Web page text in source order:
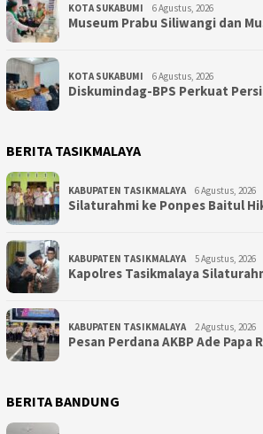
KOTA SUKABUMI 6 Agustus, 2026
Museum Prabu Siliwangi dan
KOTA SUKABUMI 6 Agustus, 2026
Diskumindag-BPS Perkuat
BERITA TASIKMALAYA
KABUPATEN TASIKMALAYA 6 Agustus, 2026
Silaturahmi ke Ponpes Baitul
KABUPATEN TASIKMALAYA 5 Agustus, 2026
Kapolres Tasikmalaya
KABUPATEN TASIKMALAYA 2 Agustus, 2026
Pesan Perdana AKBP Ade Papa
BERITA BANDUNG